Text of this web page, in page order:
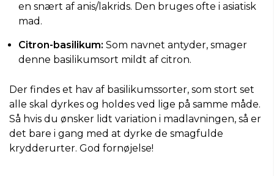
en snært af anis/lakrids. Den bruges ofte i asiatisk
mad.
Citron-basilikum: Som navnet antyder, smager
denne basilikumsort mildt af citron.
Der findes et hav af basilikumssorter, som stort set
alle skal dyrkes og holdes ved lige på samme måde.
Så hvis du ønsker lidt variation i madlavningen, så er
det bare i gang med at dyrke de smagfulde
krydderurter. God fornøjelse!